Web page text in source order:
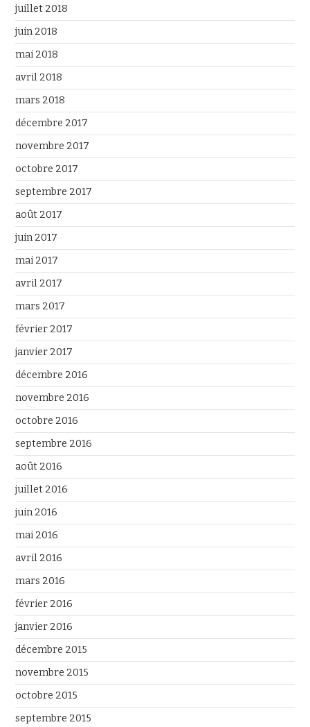
juillet 2018
juin 2018
mai 2018
avril 2018
mars 2018
décembre 2017
novembre 2017
octobre 2017
septembre 2017
août 2017
juin 2017
mai 2017
avril 2017
mars 2017
février 2017
janvier 2017
décembre 2016
novembre 2016
octobre 2016
septembre 2016
août 2016
juillet 2016
juin 2016
mai 2016
avril 2016
mars 2016
février 2016
janvier 2016
décembre 2015
novembre 2015
octobre 2015
septembre 2015